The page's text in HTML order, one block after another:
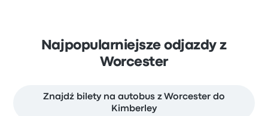
Najpopularniejsze odjazdy z
Worcester
Znajdź bilety na autobus z Worcester do
Kimberley